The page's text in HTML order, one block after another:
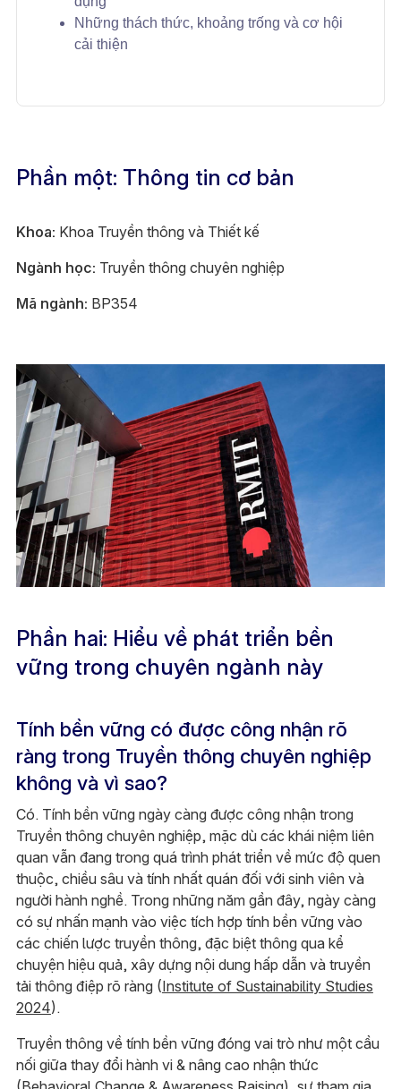
Những thách thức, khoảng trống và cơ hội
cải thiện
Phần một: Thông tin cơ bản
Khoa: Khoa Truyền thông và Thiết kế
Ngành học: Truyền thông chuyên nghiệp
Mã ngành: BP354
Phần hai: Hiểu về phát triển bền
vững trong chuyên ngành này
Tính bền vững có được công nhận rõ
ràng trong Truyền thông chuyên nghiệp
không và vì sao?
Có. Tính bền vững ngày càng được công nhận trong
Truyền thông chuyên nghiệp, mặc dù các khái niệm liên
quan vẫn đang trong quá trình phát triển về mức độ quen
thuộc, chiều sâu và tính nhất quán đối với sinh viên và
người hành nghề. Trong những năm gần đây, ngày càng
có sự nhấn mạnh vào việc tích hợp tính bền vững vào
các chiến lược truyền thông, đặc biệt thông qua kể
chuyện hiệu quả, xây dựng nội dung hấp dẫn và truyền
tải thông điệp rõ ràng (Institute of Sustainability Studies
2024).
Truyền thông về tính bền vững đóng vai trò như một cầu
nối giữa thay đổi hành vi & nâng cao nhận thức